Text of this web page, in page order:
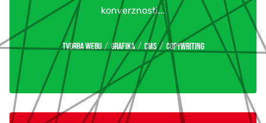
konverznosti...
Tvorba webu / Grafika / CMS / Copywriting